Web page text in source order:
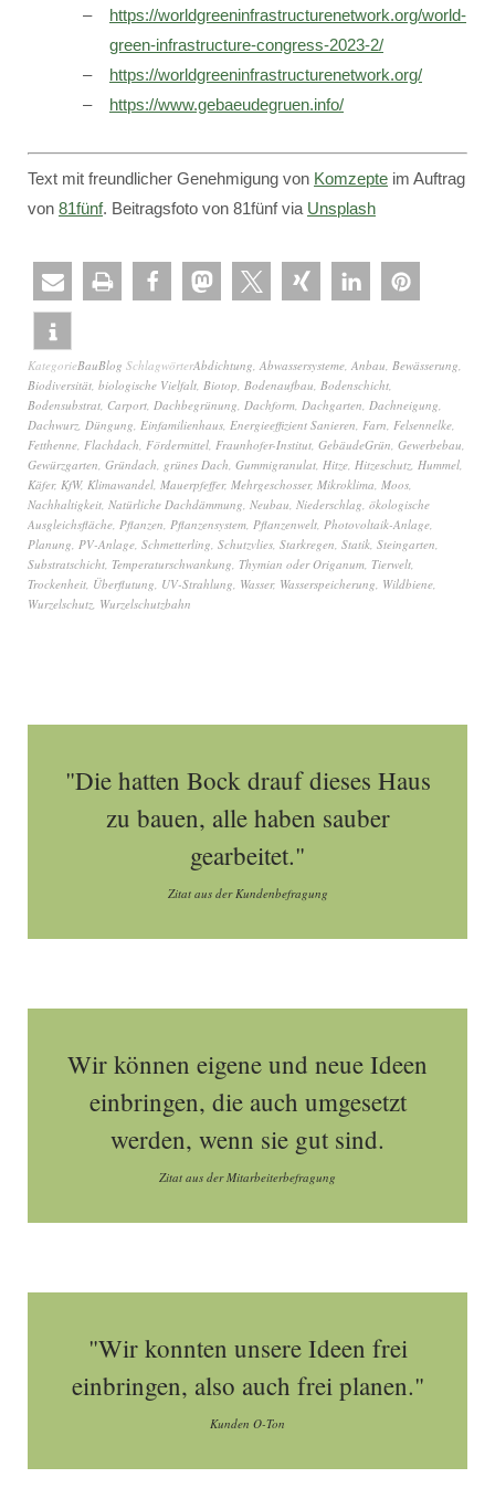
https://worldgreeninfrastructurenetwork.org/world-
green-infrastructure-congress-2023-2/
https://worldgreeninfrastructurenetwork.org/
https://www.gebaeudegruen.info/
Text mit freundlicher Genehmigung von Komzepte im Auftrag
von 81fünf. Beitragsfoto von 81fünf via Unsplash
KategorieBauBlog SchlagwörterAbdichtung, Abwassersysteme, Anbau, Bewässerung,
Biodiversität, biologische Vielfalt, Biotop, Bodenaufbau, Bodenschicht,
Bodensubstrat, Carport, Dachbegrünung, Dachform, Dachgarten, Dachneigung,
Dachwurz, Düngung, Einfamilienhaus, Energieeffizient Sanieren, Farn, Felsennelke,
Fetthenne, Flachdach, Fördermittel, Fraunhofer-Institut, GebäudeGrün, Gewerbebau,
Gewürzgarten, Gründach, grünes Dach, Gummigranulat, Hitze, Hitzeschutz, Hummel,
Käfer, KfW, Klimawandel, Mauerpfeffer, Mehrgeschosser, Mikroklima, Moos,
Nachhaltigkeit, Natürliche Dachdämmung, Neubau, Niederschlag, ökologische
Ausgleichsfläche, Pflanzen, Pflanzensystem, Pflanzenwelt, Photovoltaik-Anlage,
Planung, PV-Anlage, Schmetterling, Schutzvlies, Starkregen, Statik, Steingarten,
Substratschicht, Temperaturschwankung, Thymian oder Origanum, Tierwelt,
Trockenheit, Überflutung, UV-Strahlung, Wasser, Wasserspeicherung, Wildbiene,
Wurzelschutz, Wurzelschutzbahn
"Die hatten Bock drauf dieses Haus
zu bauen, alle haben sauber
gearbeitet."
Zitat aus der Kundenbefragung
Wir können eigene und neue Ideen
einbringen, die auch umgesetzt
werden, wenn sie gut sind.
Zitat aus der Mitarbeiterbefragung
"Wir konnten unsere Ideen frei
einbringen, also auch frei planen."
Kunden O-Ton